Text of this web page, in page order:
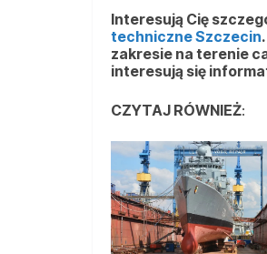
Interesują Cię
techniczne Szczecin
zakresie na terenie
interesują się
CZYTAJ RÓWNIEŻ: